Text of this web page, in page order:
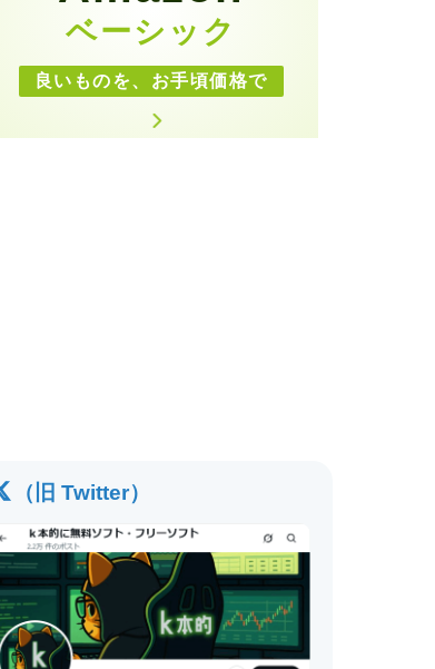
ベーシック
良いものを、お手頃価格で
（旧 Twitter）